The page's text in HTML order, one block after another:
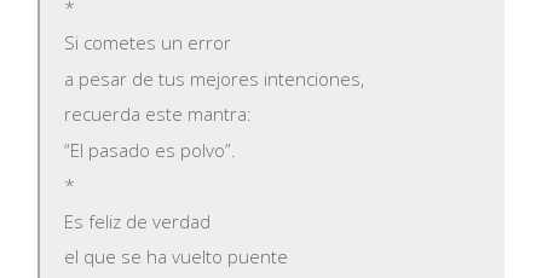
*
Si cometes un error
a pesar de tus mejores intenciones,
recuerda este mantra:
“El pasado es polvo”.
*
Es feliz de verdad
el que se ha vuelto puente